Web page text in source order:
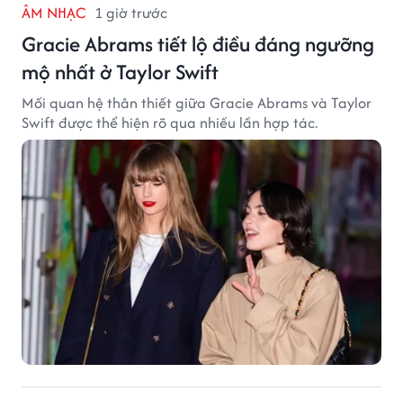
ÂM NHẠC 1 giờ trước
Gracie Abrams tiết lộ điều đáng ngưỡng
mộ nhất ở Taylor Swift
Mối quan hệ thân thiết giữa Gracie Abrams và Taylor
Swift được thể hiện rõ qua nhiều lần hợp tác.